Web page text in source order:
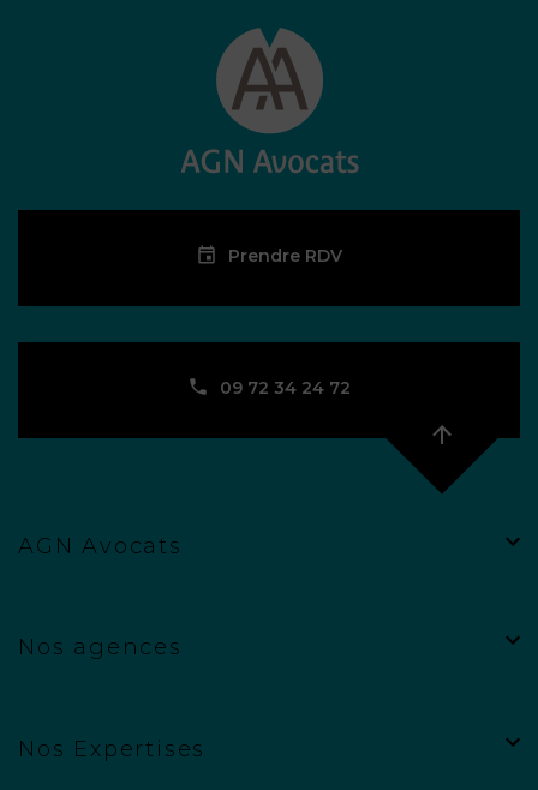
Prendre RDV
09 72 34 24 72
AGN Avocats
Nos agences
Nos Expertises